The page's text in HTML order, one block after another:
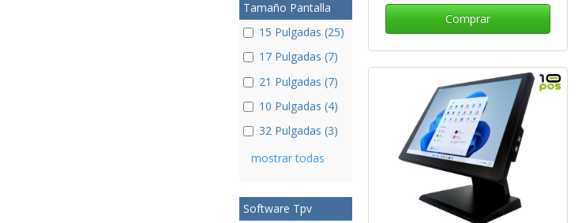
Tamaño Pantalla
15 Pulgadas (25)
17 Pulgadas (7)
21 Pulgadas (7)
10 Pulgadas (4)
32 Pulgadas (3)
mostrar todas
Software Tpv
Comprar